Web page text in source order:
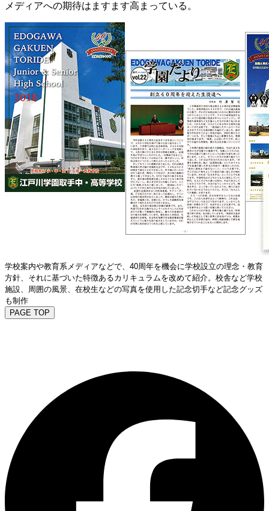
メディアへの期待はますます高まっている。
学校案内や教育系メディアなどで、40周年を機会に学校設立の理念・教育
方針、それに基づいた特徴あるカリキュラムを改めて紹介。校舎など学校
施設、周囲の風景、在校生などの写真を使用した記念切手など記念グッズ
も制作
PAGE TOP